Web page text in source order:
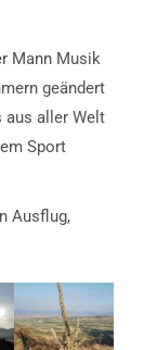
Mann Musik
geändert
aus aller Welt
Sport
Ausflug,